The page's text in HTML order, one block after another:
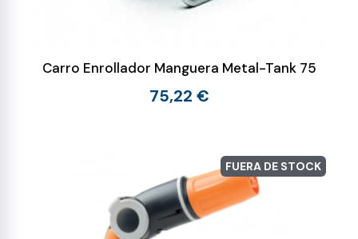
Carro Enrollador Manguera Metal-Tank 75
75,22 €
FUERA DE STOCK